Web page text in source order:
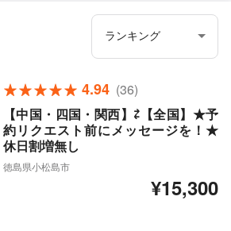
4.94 (36)
【中国・四国・関西】⇄【全国】★予
約リクエスト前にメッセージを！★
休日割増無し
徳島県小松島市
¥15,300